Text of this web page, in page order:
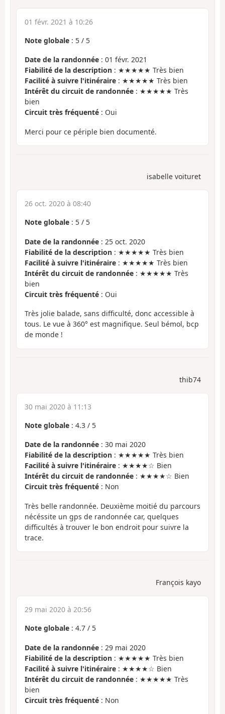
01 févr. 2021 à 10:26
Note globale : 5 / 5
Date de la randonnée : 01 févr. 2021
Fiabilité de la description : ★★★★★ Très bien
Facilité à suivre l'itinéraire : ★★★★★ Très bien
Intérêt du circuit de randonnée : ★★★★★ Très
bien
Circuit très fréquenté : Oui
Merci pour ce périple bien documenté.
isabelle voituret
26 oct. 2020 à 08:40
Note globale : 5 / 5
Date de la randonnée : 25 oct. 2020
Fiabilité de la description : ★★★★★ Très bien
Facilité à suivre l'itinéraire : ★★★★★ Très bien
Intérêt du circuit de randonnée : ★★★★★ Très
bien
Circuit très fréquenté : Oui
Très jolie balade, sans difficulté, donc accessible à
tous. Le vue à 360° est magnifique. Seul bémol, bcp
de monde !
thib74
30 mai 2020 à 11:13
Note globale : 4.3 / 5
Date de la randonnée : 30 mai 2020
Fiabilité de la description : ★★★★★ Très bien
Facilité à suivre l'itinéraire : ★★★★☆ Bien
Intérêt du circuit de randonnée : ★★★★☆ Bien
Circuit très fréquenté : Non
Très belle randonnée. Deuxième moitié du parcours
nécéssite un gps de randonnée car, quelques
difficultés à trouver le bon endroit pour suivre la
trace.
François kayo
29 mai 2020 à 20:56
Note globale : 4.7 / 5
Date de la randonnée : 29 mai 2020
Fiabilité de la description : ★★★★★ Très bien
Facilité à suivre l'itinéraire : ★★★★☆ Bien
Intérêt du circuit de randonnée : ★★★★★ Très
bien
Circuit très fréquenté : Non